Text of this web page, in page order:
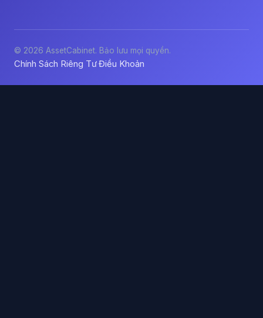
© 2026 AssetCabinet. Bảo lưu mọi quyền.
Chính Sách Riêng Tư·Điều Khoản